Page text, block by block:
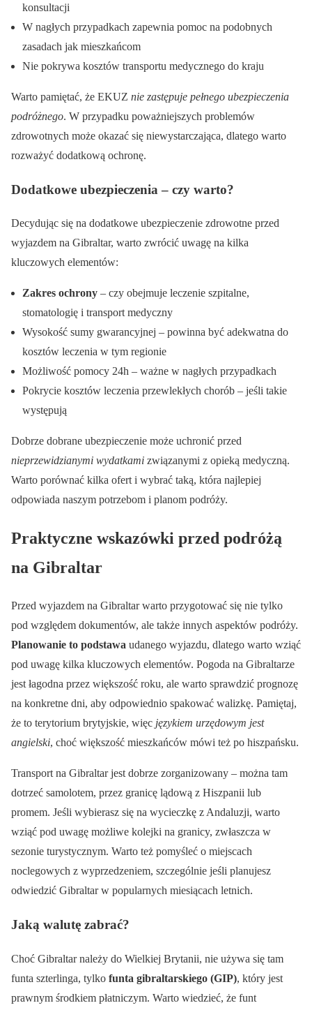
konsultacji
W nagłych przypadkach zapewnia pomoc na podobnych
zasadach jak mieszkańcom
Nie pokrywa kosztów transportu medycznego do kraju
Warto pamiętać, że EKUZ nie zastępuje pełnego ubezpieczenia
podróżnego. W przypadku poważniejszych problemów
zdrowotnych może okazać się niewystarczająca, dlatego warto
rozważyć dodatkową ochronę.
Dodatkowe ubezpieczenia – czy warto?
Decydując się na dodatkowe ubezpieczenie zdrowotne przed
wyjazdem na Gibraltar, warto zwrócić uwagę na kilka
kluczowych elementów:
Zakres ochrony – czy obejmuje leczenie szpitalne,
stomatologię i transport medyczny
Wysokość sumy gwarancyjnej – powinna być adekwatna do
kosztów leczenia w tym regionie
Możliwość pomocy 24h – ważne w nagłych przypadkach
Pokrycie kosztów leczenia przewlekłych chorób – jeśli takie
występują
Dobrze dobrane ubezpieczenie może uchronić przed
nieprzewidzianymi wydatkami związanymi z opieką medyczną.
Warto porównać kilka ofert i wybrać taką, która najlepiej
odpowiada naszym potrzebom i planom podróży.
Praktyczne wskazówki przed podróżą
na Gibraltar
Przed wyjazdem na Gibraltar warto przygotować się nie tylko
pod względem dokumentów, ale także innych aspektów podróży.
Planowanie to podstawa udanego wyjazdu, dlatego warto wziąć
pod uwagę kilka kluczowych elementów. Pogoda na Gibraltarze
jest łagodna przez większość roku, ale warto sprawdzić prognozę
na konkretne dni, aby odpowiednio spakować walizkę. Pamiętaj,
że to terytorium brytyjskie, więc językiem urzędowym jest
angielski, choć większość mieszkańców mówi też po hiszpańsku.
Transport na Gibraltar jest dobrze zorganizowany – można tam
dotrzeć samolotem, przez granicę lądową z Hiszpanii lub
promem. Jeśli wybierasz się na wycieczkę z Andaluzji, warto
wziąć pod uwagę możliwe kolejki na granicy, zwłaszcza w
sezonie turystycznym. Warto też pomyśleć o miejscach
noclegowych z wyprzedzeniem, szczególnie jeśli planujesz
odwiedzić Gibraltar w popularnych miesiącach letnich.
Jaką walutę zabrać?
Choć Gibraltar należy do Wielkiej Brytanii, nie używa się tam
funta szterlinga, tylko funta gibraltarskiego (GIP), który jest
prawnym środkiem płatniczym. Warto wiedzieć, że funt